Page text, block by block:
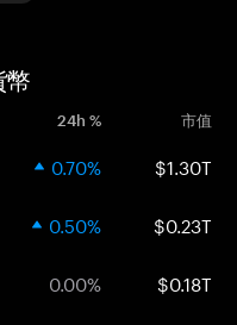
幣
24h % 市值
0.70% $1.30T
0.50% $0.23T
0.00% $0.18T